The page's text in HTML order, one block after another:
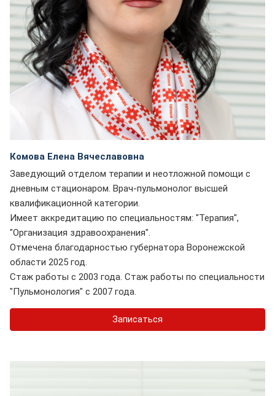
Комова Елена Вячеславовна
Заведующий отделом терапии и неотложной помощи с
дневным стационаром. Врач-пульмонолог высшей
квалификационной категории.
Имеет аккредитацию по специальностям: "Терапия",
"Организация здравоохранения".
Отмечена благодарностью губернатора Воронежской
области 2025 год.
Стаж работы с 2003 года. Стаж работы по специальности
"Пульмонология" с 2007 года.
Записаться